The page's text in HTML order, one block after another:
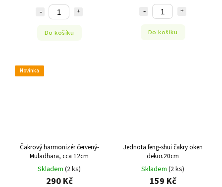
Do košíku Do košíku
Novinka
Čakrový harmonizér červený-
Muladhara, cca 12cm
Skladem (2 ks)
290 Kč
Jednota feng-shui čakry oken
dekor.20cm
Skladem (2 ks)
159 Kč